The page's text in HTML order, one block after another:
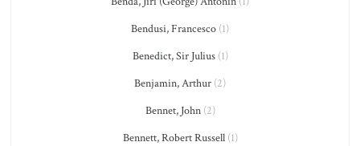
Bendusi, Francesco (1)
Benedict, Sir Julius(1)
Benjamin, Arthur (2)
Bennet, John(2)
Bennett, Robert Russell(1)